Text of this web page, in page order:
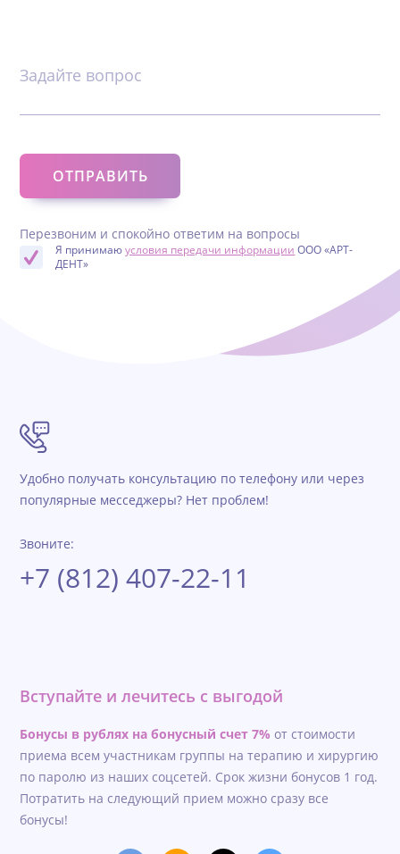
Задайте вопрос
Перезвоним и спокойно ответим на вопросы
Я принимаюусловия передачи информации ООО «АРТ-
ДЕНТ»
Удобно получать консультацию по телефону или через
популярные месседжеры? Нет проблем!
Звоните:
+7 (812) 407-22-11
Вступайте и лечитесь с выгодой
Бонусы в рублях на бонусный счет 7% от стоимости
приема всем участникам группы на терапию и хирургию
по паролю из наших соцсетей. Срок жизни бонусов 1 год.
Потратить на следующий прием можно сразу все
бонусы!